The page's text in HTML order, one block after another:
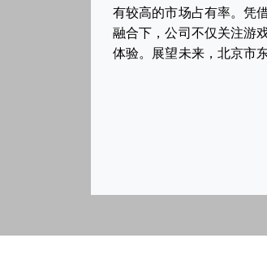
有较高的市场占有率。凭
融合下，公司不仅关注游
体验。展望未来，北京市